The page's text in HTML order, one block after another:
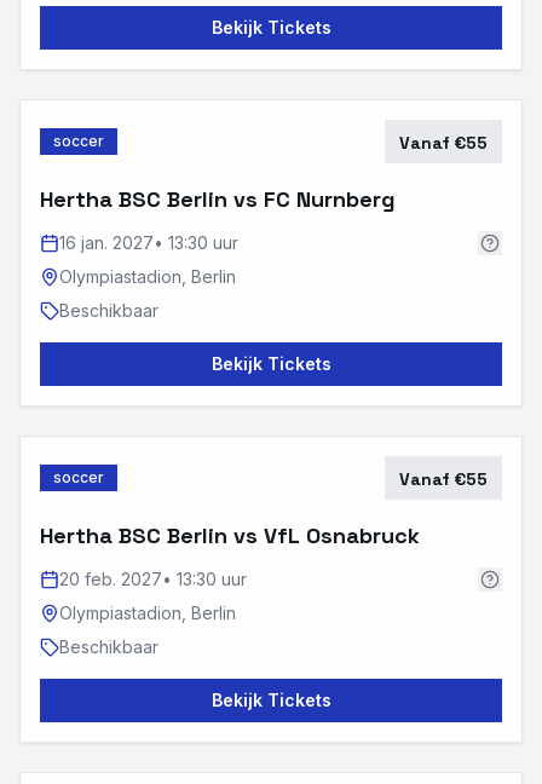
Bekijk Tickets
soccer Vanaf €55
Hertha BSC Berlin vs FC Nurnberg
16 jan. 2027• 13:30 uur
Olympiastadion, Berlin
Beschikbaar
Bekijk Tickets
soccer Vanaf €55
Hertha BSC Berlin vs VfL Osnabruck
20 feb. 2027• 13:30 uur
Olympiastadion, Berlin
Beschikbaar
Bekijk Tickets